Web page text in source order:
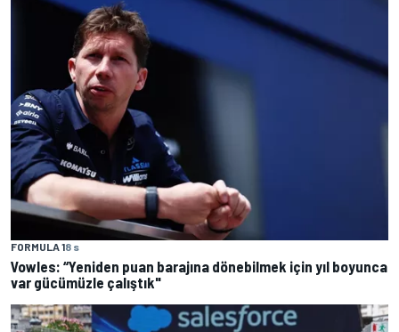
FORMULA 18 s
Vowles: “Yeniden puan barajına dönebilmek için yıl boyunca
var gücümüzle çalıştık"